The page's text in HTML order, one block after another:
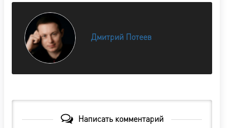
Дмитрий Потеев
Написать комментарий